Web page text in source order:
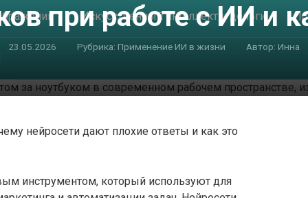
Искусственный интеллект и деньги
при работе с ИИ и
23.05.2026 Рубрика: Применение ИИ в жизни Автор: Инна
нейросети дают плохие ответы и как это
инструментом, который используют для